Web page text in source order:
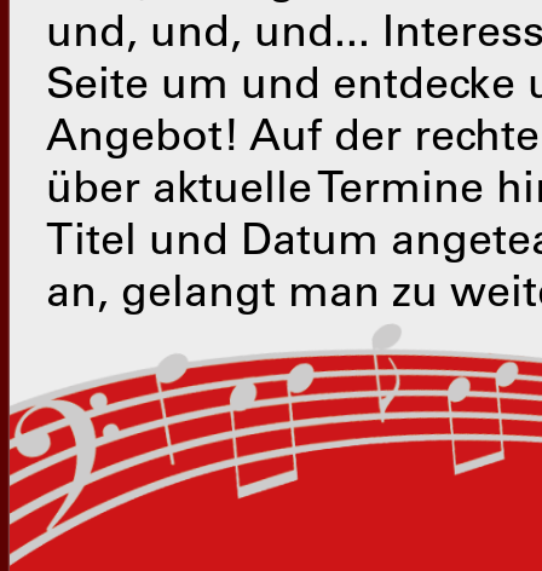
und, und, und...
Seite um und entdecke
Angebot! Auf der
über aktuelle Termine
Titel und Datum
an, gelangt man zu